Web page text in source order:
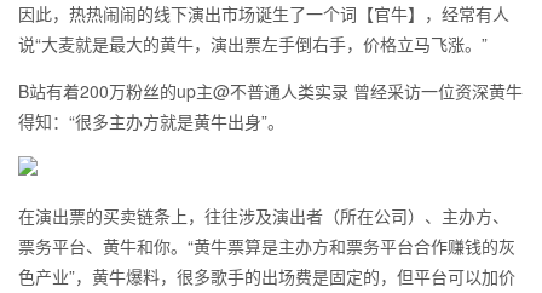
因此，热热闹闹的线下演出市场诞生了一个词【官牛】，经常有人
说“大麦就是最大的黄牛，演出票左手倒右手，价格立马飞涨。”
B站有着200万粉丝的up主@不普通人类实录 曾经采访一位资深黄牛
得知：“很多主办方就是黄牛出身”。
在演出票的买卖链条上，往往涉及演出者（所在公司）、主办方、
票务平台、黄牛和你。“黄牛票算是主办方和票务平台合作赚钱的灰
色产业”，黄牛爆料，很多歌手的出场费是固定的，但平台可以加价